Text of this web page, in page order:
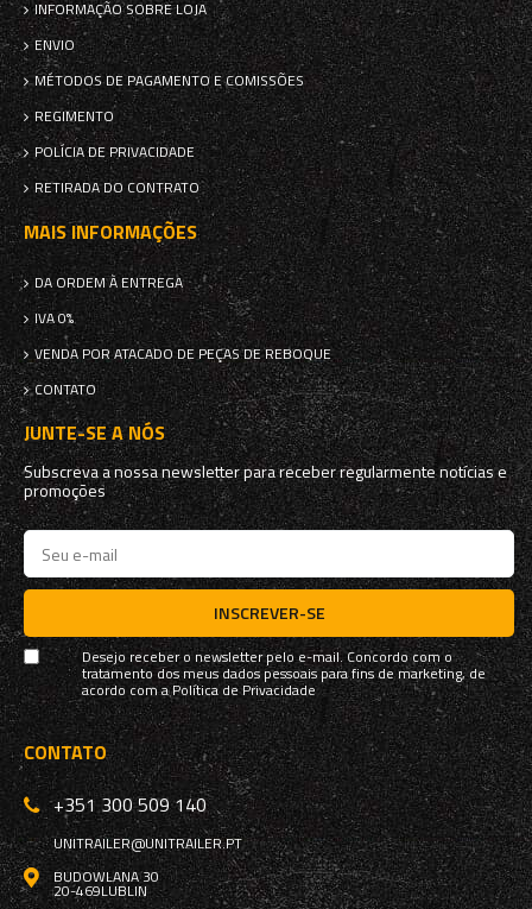
INFORMAÇÃO SOBRE LOJA
ENVIO
MÉTODOS DE PAGAMENTO E COMISSÕES
REGIMENTO
POLÍCIA DE PRIVACIDADE
RETIRADA DO CONTRATO
MAIS INFORMAÇÕES
DA ORDEM À ENTREGA
IVA 0%
VENDA POR ATACADO DE PEÇAS DE REBOQUE
CONTATO
JUNTE-SE A NÓS
Subscreva a nossa newsletter para receber regularmente notícias e
promoções
INSCREVER-SE
Desejo receber o newsletter pelo e-mail. Concordo com o
tratamento dos meus dados pessoais para fins de marketing, de
acordo com aPolítica de Privacidade
CONTATO
+351 300 509 140
UNITRAILER@UNITRAILER.PT
BUDOWLANA 30
20-469LUBLIN